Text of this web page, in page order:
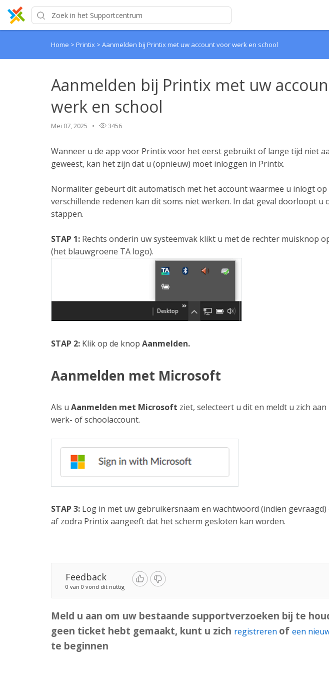
Home > Printix > Aanmelden bij Printix met uw account voor werk en school
Aanmelden bij Printix met uw
werk en school
Mei 07, 2025 3456
Wanneer u de app voor Printix voor het eerst gebruikt of lange tijd niet
geweest, kan het zijn dat u (opnieuw) moet inloggen in Printix.
Normaliter gebeurt dit automatisch met het account waarmee u inlogt op
verschillende redenen kan dit soms niet werken. In dat geval doorloopt u
stappen.
STAP 1: Rechts onderin uw systeemvak klikt u met de rechter muisknop
(het blauwgroene TA logo).
STAP 2: Klik op de knop Aanmelden.
Aanmelden met Microsoft
Als u Aanmelden met Microsoft ziet, selecteert u dit en meldt u zich
werk- of schoolaccount.
STAP 3: Log in met uw gebruikersnaam en wachtwoord (indien
af zodra Printix aangeeft dat het scherm gesloten kan worden.
Feedback
0 van 0 vond dit nuttig
Meld u aan om uw bestaande supportverzoeken bij te
geen ticket hebt gemaakt, kunt u zich registreren of een
te beginnen